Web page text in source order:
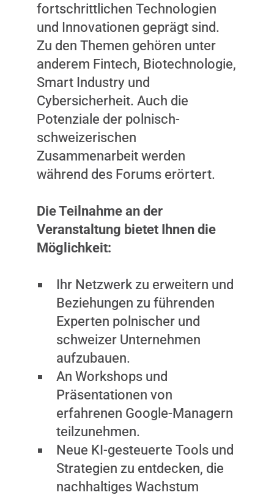
fortschrittlichen Technologien
und Innovationen geprägt sind.
Zu den Themen gehören unter
anderem Fintech, Biotechnologie,
Smart Industry und
Cybersicherheit. Auch die
Potenziale der polnisch-
schweizerischen
Zusammenarbeit werden
während des Forums erörtert.
Die Teilnahme an der
Veranstaltung bietet Ihnen die
Möglichkeit:
Ihr Netzwerk zu erweitern und
Beziehungen zu führenden
Experten polnischer und
schweizer Unternehmen
aufzubauen.
An Workshops und
Präsentationen von
erfahrenen Google-Managern
teilzunehmen.
Neue KI-gesteuerte Tools und
Strategien zu entdecken, die
nachhaltiges Wachstum